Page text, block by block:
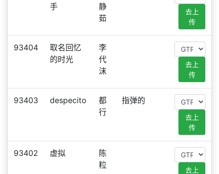
手
静
茹
去上
传
93404
取名回忆
的时光
李
代
沫
去上
传
93403 despecito
都
行
指弹的
去上
传
93402 虚拟
陈
粒
去上